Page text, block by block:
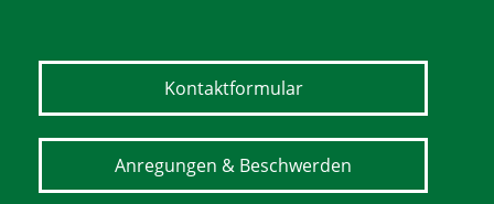
Kontaktformular
Anregungen & Beschwerden